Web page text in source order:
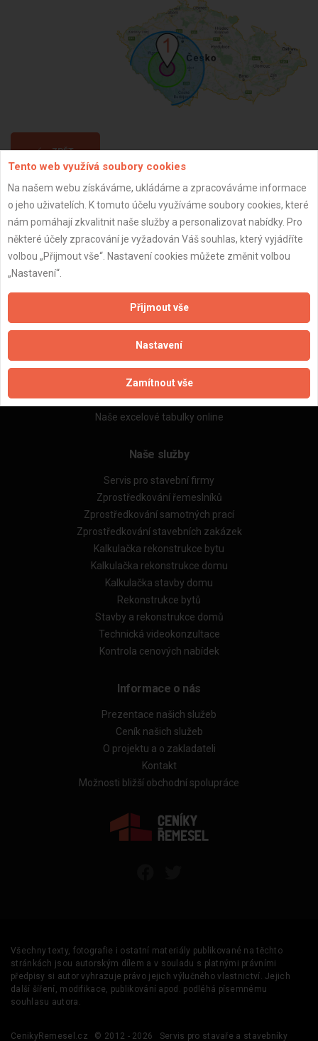
ZPĚT
Aktualizováno z portálu ARES dne 31.12.2024 07:30:08
Naše firmy a řemeslníci
Zpracování a ochrana osobních údajů
Zásady pro používání souborů cookie
Obchodní podmínky (zprostředkování)
Obchodní podmínky (rozpočtování)
Reference
Naše excelové tabulky online
Naše služby
Servis pro stavební firmy
Zprostředkování řemeslníků
Zprostředkování samotných prací
Zprostředkování stavebních zakázek
Kalkulačka rekonstrukce bytu
Kalkulačka rekonstrukce domu
Kalkulačka stavby domu
Rekonstrukce bytů
Stavby a rekonstrukce domů
Technická videokonzultace
Kontrola cenových nabídek
Informace o nás
Prezentace našich služeb
Ceník našich služeb
O projektu a o zakladateli
Kontakt
Možnosti bližší obchodní spolupráce
Všechny texty, fotografie i ostatní materiály publikované na těchto
stránkách jsou autorským dílem a v souladu s platnými právními
předpisy si autor vyhrazuje právo jejich výlučného vlastnictví. Jejich
další šíření, modifikace, publikování apod. podléhá písemnému
souhlasu autora.
CenikyRemesel.cz © 2012 - 2026 Servis pro stavaře a stavebníky
Tento web využívá soubory cookies
Na našem webu získáváme, ukládáme a zpracováváme informace
o jeho uživatelích. K tomuto účelu využíváme soubory cookies, které
nám pomáhají zkvalitnit naše služby a personalizovat nabídky. Pro
některé účely zpracování je vyžadován Váš souhlas, který vyjádříte
volbou „Přijmout vše“. Nastavení cookies můžete změnit volbou
„Nastavení“.
Přijmout vše
Nastavení
Zamítnout vše